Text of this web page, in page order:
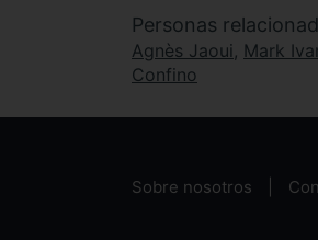
Personas
Agnès Jaoui, Mark
Confino
Sobre nosotros